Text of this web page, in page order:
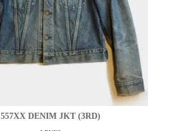
557XX DENIM JKT (3RD)